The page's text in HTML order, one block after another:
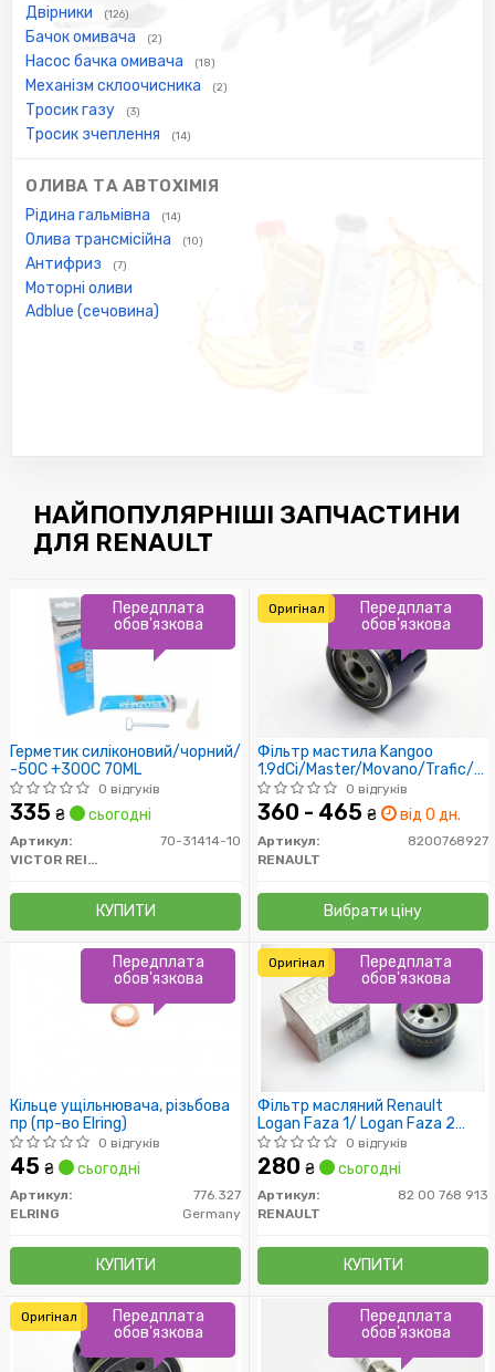
Двірники (126)
Бачок омивача (2)
Насос бачка омивача (18)
Механізм склоочисника (2)
Тросик газу (3)
Тросик зчеплення (14)
ОЛИВА ТА АВТОХІМІЯ
Рідина гальмівна (14)
Олива трансмісійна (10)
Антифриз (7)
Моторні оливи
Adblue (сечовина)
НАЙПОПУЛЯРНІШІ ЗАПЧАСТИНИ
ДЛЯ RENAULT
Герметик силіконовий/чорний/
-50C +300C 70ML
0 відгуків
335 ₴ сьогодні
Артикул:
70-31414-10
VICTOR REINZ
КУПИТИ
Передплата
обов'язкова
Фільтр мастила Kangoo
1.9dCi/Master/Movano/Trafic/
(високий))
0 відгуків
360 - 465 ₴ від 0 дн.
Артикул:
8200768927
RENAULT
Вибрати ціну
Передплата
обов'язкова
Оригінал
Кільце ущільнювача, різьбова
пр (пр-во Elring)
0 відгуків
45 ₴ сьогодні
Артикул:
776.327
ELRING
Germany
КУПИТИ
Передплата
обов'язкова
Фільтр масляний Renault
Logan Faza 1/ Logan Faza 2
/Sandero / Duster /VAZ Largus
0 відгуків
280 ₴ сьогодні
Артикул:
82 00 768 913
RENAULT
КУПИТИ
Передплата
обов'язкова
Оригінал
Передплата
обов'язкова
Оригінал
Передплата
обов'язкова